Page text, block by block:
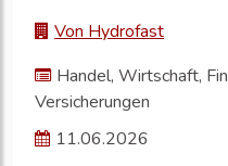
Von Hydrofast
Handel, Wirtschaft,
Versicherungen
11.06.2026